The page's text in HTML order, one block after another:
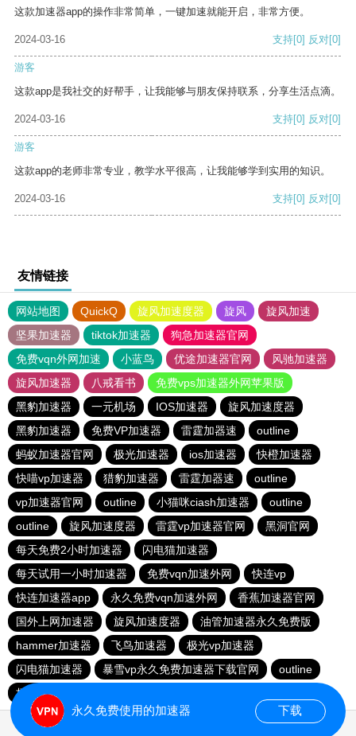
这款加速器app的操作非常简单，一键加速就能开启，非常方便。
2024-03-16 支持[0] 反对[0]
游客
这款app是我社交的好帮手，让我能够与朋友保持联系，分享生活点滴。
2024-03-16 支持[0] 反对[0]
游客
这款app的老师非常专业，教学水平很高，让我能够学到实用的知识。
2024-03-16 支持[0] 反对[0]
友情链接
网站地图 QuickQ 旋风加速度器 旋风
旋风加速
坚果加速器
tiktok加速器
狗急加速器官网
免费vqn外网加速
小蓝鸟 优途加速器官网
风驰加速器
旋风加速器
八戒看书
免费vps加速器外网苹果版
黑豹加速器
一元机场 IOS加速器
旋风加速度器
黑豹加速器
免费VP加速器 雷霆加器速
outline
蚂蚁加速器官网
极光加速器 ios加速器
快橙加速器
快喵vp加速器
猎豹加速器 雷霆加器速
outline
vp加速器官网
outline 小猫咪ciash加速器
outline
outline
旋风加速度器 雷霆vp加速器官网
黑洞官网
每天免费2小时加速器
闪电猫加速器
每天试用一小时加速器
免费vqn加速外网
快连vp
快连加速器app
永久免费vqn加速外网
香蕉加速器官网
国外上网加速器
旋风加速度器
油管加速器永久免费版
hammer加速器
飞鸟加速器
极光vp加速器
闪电猫加速器
暴雪vp永久免费加速器下载官网
outline
极光加速器
永久免费使用的加速器 下载